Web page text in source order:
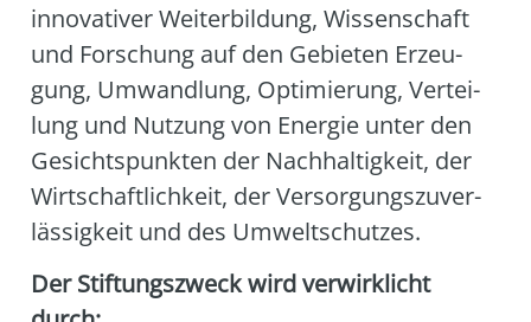
inno­va­ti­ver Wei­ter­bil­dung, Wis­sen­schaft
und For­schung auf den Gebie­ten Erzeu­
gung, Umwand­lung, Opti­mie­rung, Ver­tei­
lung und Nut­zung von Ener­gie unter den
Gesichts­punk­ten der Nach­hal­tig­keit, der
Wirt­schaft­lich­keit, der Ver­sor­gungs­zu­ver­
läs­sig­keit und des Umwelt­schut­zes.
Der Stif­tungs­zweck wird ver­wirk­licht